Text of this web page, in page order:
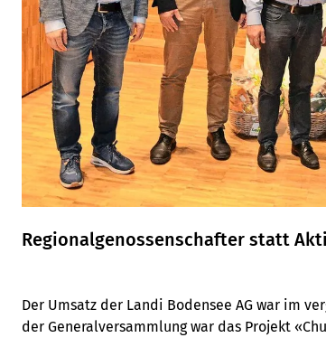
Regionalgenossenschafter statt
Der Umsatz der Landi Bodensee AG war im
der Generalversammlung war das Projekt